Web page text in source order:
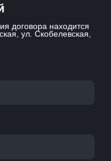
договора находится
ул. Скобелевская,